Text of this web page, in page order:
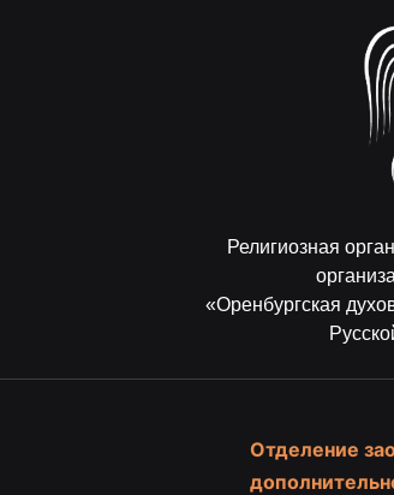
Религиозная
«Оренбургская
Отделение